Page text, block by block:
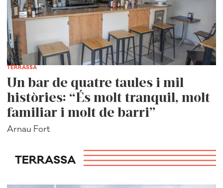
TERRASSA
Un bar de quatre taules i mil
històries: “És molt tranquil, molt
familiar i molt de barri”
Arnau Fort
TERRASSA